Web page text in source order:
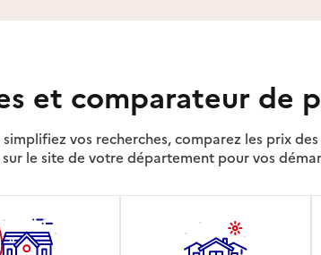
et comparateur de
vos recherches, comparez les prix des
le site de votre département pour vos